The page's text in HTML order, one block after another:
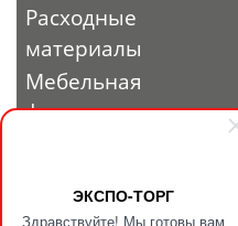
ЭКСПО-ТОРГ
Здравствуйте! Мы готовы вам
Расходные
материалы
Мебельная
фурнитура
фурнитура